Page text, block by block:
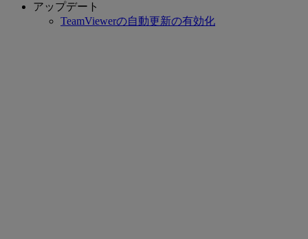
アップデート
TeamViewerの自動更新の有効化